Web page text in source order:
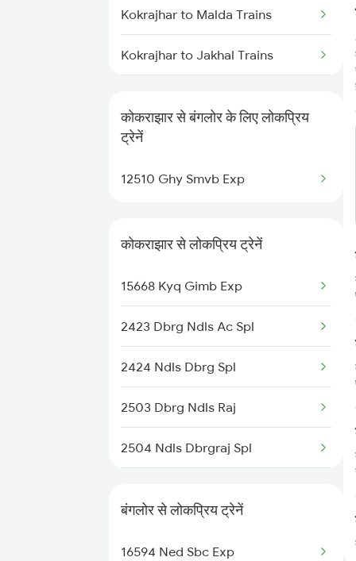
Kokrajhar to Roha Trains
Kokrajhar to Dibrugarh Trains
Kokrajhar to Malda Trains
Kokrajhar to Jakhal Trains
Kokrajhar to Aligarh Trains
Kokrajhar to Chandrapura Trains
Kokrajhar to Ajmer Trains
Kokrajhar to Kota Trains
Kokrajhar to Begusarai Trains
Kokrajhar to Hyderabad Trains
कोकराझार से बंगलोर के लिए लोकप्रिय
ट्रेनें
12510 Ghy Smvb Exp
कोकराझार से लोकप्रिय ट्रेनें
15668 Kyq Gimb Exp
2423 Dbrg Ndls Ac Spl
2424 Ndls Dbrg Spl
2503 Dbrg Ndls Raj
2504 Ndls Dbrgraj Spl
बंगलोर से लोकप्रिय ट्रेनें
16594 Ned Sbc Exp